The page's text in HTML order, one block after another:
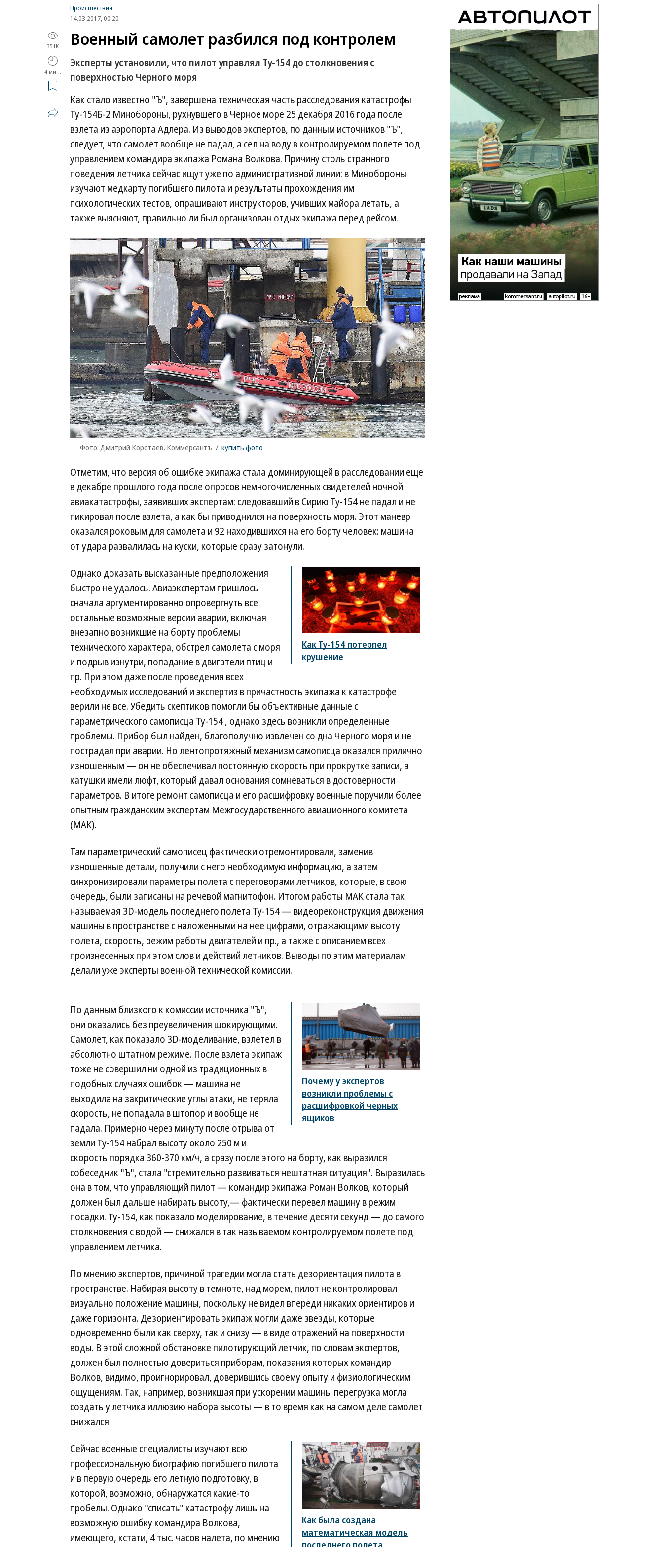
Происшествия
14.03.2017, 00:20
351K
4 мин.
Военный самолет разбился под контролем
Эксперты установили, что пилот управлял Ту-154 до столкновения с
поверхностью Черного моря
Как стало известно "Ъ", завершена техническая часть расследования катастрофы
Ту-154Б-2 Минобороны, рухнувшего в Черное море 25 декабря 2016 года после
взлета из аэропорта Адлера. Из выводов экспертов, по данным источников "Ъ",
следует, что самолет вообще не падал, а сел на воду в контролируемом полете под
управлением командира экипажа Романа Волкова. Причину столь странного
поведения летчика сейчас ищут уже по административной линии: в Минобороны
изучают медкарту погибшего пилота и результаты прохождения им
психологических тестов, опрашивают инструкторов, учивших майора летать, а
также выясняют, правильно ли был организован отдых экипажа перед рейсом.
Фото: Дмитрий Коротаев, Коммерсантъ / купить фото
Отметим, что версия об ошибке экипажа стала доминирующей в расследовании еще
в декабре прошлого года после опросов немногочисленных свидетелей ночной
авиакатастрофы, заявивших экспертам: следовавший в Сирию Ту-154 не падал и не
пикировал после взлета, а как бы приводнился на поверхность моря. Этот маневр
оказался роковым для самолета и 92 находившихся на его борту человек: машина
от удара развалилась на куски, которые сразу затонули.
Как Ту-154 потерпел
крушение
Однако доказать высказанные предположения
быстро не удалось. Авиаэкспертам пришлось
сначала аргументированно опровергнуть все
остальные возможные версии аварии, включая
внезапно возникшие на борту проблемы
технического характера, обстрел самолета с моря
и подрыв изнутри, попадание в двигатели птиц и
пр. При этом даже после проведения всех
необходимых исследований и экспертиз в причастность экипажа к катастрофе
верили не все. Убедить скептиков помогли бы объективные данные с
параметрического самописца Ту-154 , однако здесь возникли определенные
проблемы. Прибор был найден, благополучно извлечен со дна Черного моря и не
пострадал при аварии. Но лентопротяжный механизм самописца оказался прилично
изношенным — он не обеспечивал постоянную скорость при прокрутке записи, а
катушки имели люфт, который давал основания сомневаться в достоверности
параметров. В итоге ремонт самописца и его расшифровку военные поручили более
опытным гражданским экспертам Межгосударственного авиационного комитета
(МАК).
Там параметрический самописец фактически отремонтировали, заменив
изношенные детали, получили с него необходимую информацию, а затем
синхронизировали параметры полета с переговорами летчиков, которые, в свою
очередь, были записаны на речевой магнитофон. Итогом работы МАК стала так
называемая 3D-модель последнего полета Ту-154 — видеореконструкция движения
машины в пространстве с наложенными на нее цифрами, отражающими высоту
полета, скорость, режим работы двигателей и пр., а также с описанием всех
произнесенных при этом слов и действий летчиков. Выводы по этим материалам
делали уже эксперты военной технической комиссии.
Почему у экспертов
возникли проблемы с
расшифровкой черных
ящиков
По данным близкого к комиссии источника "Ъ",
они оказались без преувеличения шокирующими.
Самолет, как показало 3D-моделивание, взлетел в
абсолютно штатном режиме. После взлета экипаж
тоже не совершил ни одной из традиционных в
подобных случаях ошибок — машина не
выходила на закритические углы атаки, не теряла
скорость, не попадала в штопор и вообще не
падала. Примерно через минуту после отрыва от
земли Ту-154 набрал высоту около 250 м и
скорость порядка 360-370 км/ч, а сразу после этого на борту, как выразился
собеседник "Ъ", стала "стремительно развиваться нештатная ситуация". Выразилась
она в том, что управляющий пилот — командир экипажа Роман Волков, который
должен был дальше набирать высоту,— фактически перевел машину в режим
посадки. Ту-154, как показало моделирование, в течение десяти секунд — до самого
столкновения с водой — снижался в так называемом контролируемом полете под
управлением летчика.
По мнению экспертов, причиной трагедии могла стать дезориентация пилота в
пространстве. Набирая высоту в темноте, над морем, пилот не контролировал
визуально положение машины, поскольку не видел впереди никаких ориентиров и
даже горизонта. Дезориентировать экипаж могли даже звезды, которые
одновременно были как сверху, так и снизу — в виде отражений на поверхности
воды. В этой сложной обстановке пилотирующий летчик, по словам экспертов,
должен был полностью довериться приборам, показания которых командир
Волков, видимо, проигнорировал, доверившись своему опыту и физиологическим
ощущениям. Так, например, возникшая при ускорении машины перегрузка могла
создать у летчика иллюзию набора высоты — в то время как на самом деле самолет
снижался.
Как была создана
математическая модель
последнего полета
Сейчас военные специалисты изучают всю
профессиональную биографию погибшего пилота
и в первую очередь его летную подготовку, в
которой, возможно, обнаружатся какие-то
пробелы. Однако "списать" катастрофу лишь на
возможную ошибку командира Волкова,
имеющего, кстати, 4 тыс. часов налета, по мнению